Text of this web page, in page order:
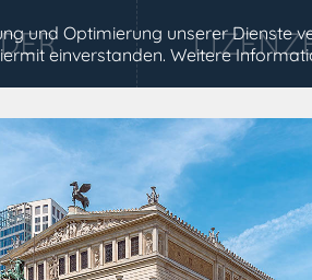
und Optimierung unserer Dienste
einverstanden. Weitere